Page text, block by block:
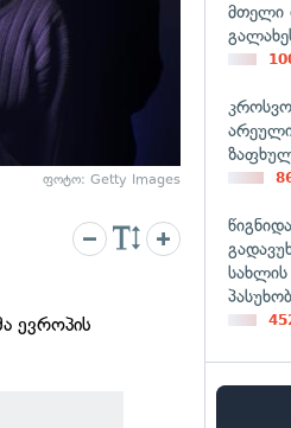
ფოტო: Getty Images
ევროპის
მთელი